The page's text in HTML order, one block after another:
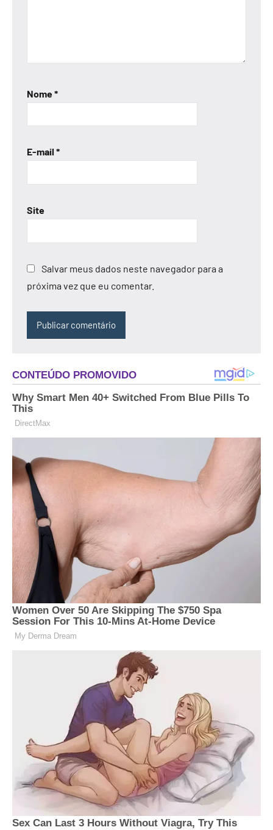
Nome*
E-mail *
Site
Salvar meus dados neste navegador para a
próxima vez que eu comentar.